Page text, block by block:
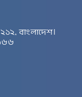
বাংলাদেশ।